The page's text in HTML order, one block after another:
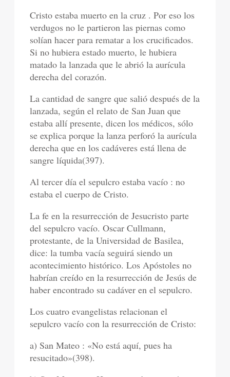
Cristo estaba muerto en la cruz . Por eso los
verdugos no le partieron las piernas como
solían hacer para rematar a los crucificados.
Si no hubiera estado muerto, le hubiera
matado la lanzada que le abrió la aurícula
derecha del corazón.
La cantidad de sangre que salió después de la
lanzada, según el relato de San Juan que
estaba allí presente, dicen los médicos, sólo
se explica porque la lanza perforó la aurícula
derecha que en los cadáveres está llena de
sangre líquida(397).
Al tercer día el sepulcro estaba vacío : no
estaba el cuerpo de Cristo.
La fe en la resurrección de Jesucristo parte
del sepulcro vacío. Oscar Cullmann,
protestante, de la Universidad de Basilea,
dice: la tumba vacía seguirá siendo un
acontecimiento histórico. Los Apóstoles no
habrían creído en la resurrección de Jesús de
haber encontrado su cadáver en el sepulcro.
Los cuatro evangelistas relacionan el
sepulcro vacío con la resurrección de Cristo:
a) San Mateo : «No está aquí, pues ha
resucitado»(398).